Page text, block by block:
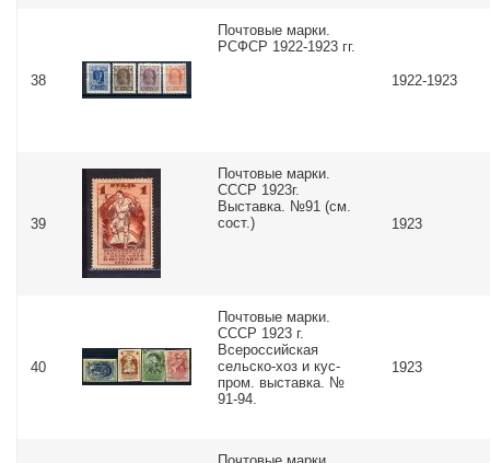
38
Почтовые марки.
РСФСР 1922-1923 гг.
1922-1923
39
Почтовые марки.
СССР 1923г.
Выставка. №91 (см.
сост.)
1923
40
Почтовые марки.
СССР 1923 г.
Всероссийская
сельско-хоз и кус-
пром. выставка. №
91-94.
1923